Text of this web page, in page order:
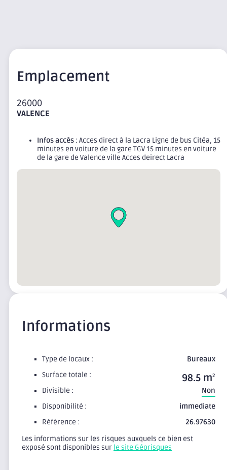
Emplacement
26000
VALENCE
Infos accès : Acces direct à la Lacra Ligne de bus Citéa, 15
minutes en voiture de la gare TGV 15 minutes en voiture
de la gare de Valence ville Acces deirect Lacra
Informations
Type de locaux :
Bureaux
Surface totale :
98.5 m2
Divisible :
Non
Disponibilité :
immediate
Référence :
26.97630
Les informations sur les risques auxquels ce bien est
exposé sont disponibles sur le site Géorisques